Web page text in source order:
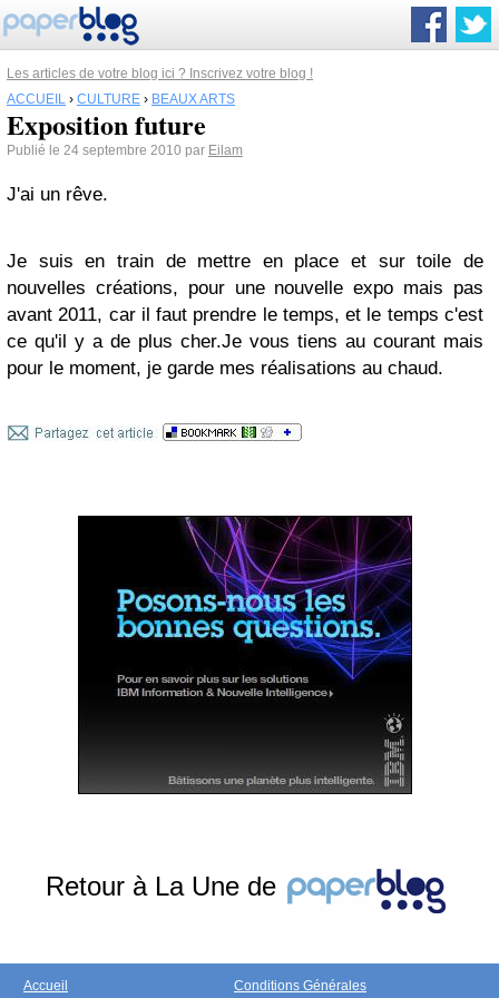
Les articles de votre blog ici ? Inscrivez votre blog !
ACCUEIL › CULTURE › BEAUX ARTS
Exposition future
Publié le 24 septembre 2010 par Eilam
J'ai un rêve.
Je suis en train de mettre en place et sur toile de
nouvelles créations, pour une nouvelle expo mais pas
avant 2011, car il faut prendre le temps, et le temps c'est
ce qu'il y a de plus cher.Je vous tiens au courant mais
pour le moment, je garde mes réalisations au chaud.
Retour à La Une de
Accueil Conditions Générales